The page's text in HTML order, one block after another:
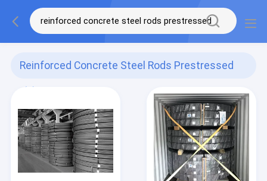
Reinforced Concrete Steel Rods Prestressed